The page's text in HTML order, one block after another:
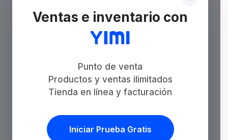
Ventas e inventario con
Punto de venta
Productos y ventas ilimitados
Tienda en línea y facturación
Iniciar Prueba Gratis